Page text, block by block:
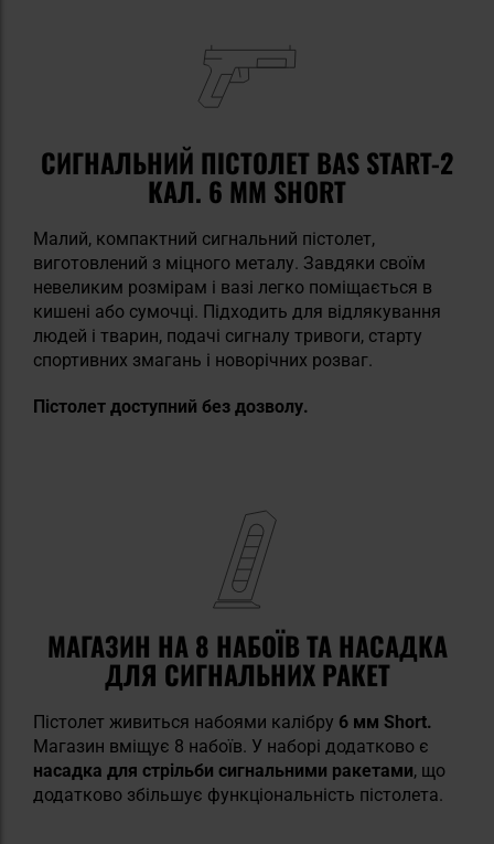
СИГНАЛЬНИЙ ПІСТОЛЕТ BAS START-2
КАЛ. 6 ММ SHORT
Малий, компактний сигнальний пістолет,
виготовлений з міцного металу. Завдяки своїм
невеликим розмірам і вазі легко поміщається в
кишені або сумочці. Підходить для відлякування
людей і тварин, подачі сигналу тривоги, старту
спортивних змагань і новорічних розваг.
Пістолет доступний без дозволу.
МАГАЗИН НА 8 НАБОЇВ ТА НАСАДКА
ДЛЯ СИГНАЛЬНИХ РАКЕТ
Пістолет живиться набоями калібру 6 мм Short.
Магазин вміщує 8 набоїв. У наборі додатково є
насадка для стрільби сигнальними ракетами, що
додатково збільшує функціональність пістолета.